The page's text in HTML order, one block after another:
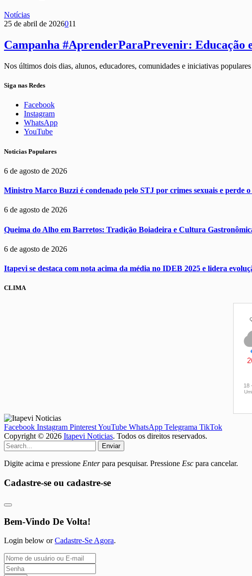
Notícias
25 de abril de 2026011
Campanha #AprenderParaPrevenir: Educação
Nos últimos dois dias, alunos, educadores, comunidades e iniciativas
Siga nas Redes
Facebook
Instagram
WhatsApp
YouTube
Noticias Populares
6 de agosto de 2026
Ministro Marco Buzzi é condenado pelo STJ por crimes sexuais e perde
6 de agosto de 2026
Queima do Alho em Barretos: Tradição Boiadeira e Cultura
6 de agosto de 2026
Itapevi se destaca com nota acima da média no IDEB 2025 e lidera
CLIMA
Facebook Instagram PinterestYouTube WhatsApp Telegrama TikTok
Copyright © 2026 Itapevi Noticias. Todos os direitos reservados.
Enviar
Digite acima e pressione Enterpara pesquisar. Pressione Esc para cancelar.
Cadastre-se ou cadastre-se
Bem-Vindo De Volta!
Login below orCadastre-Se Agora.